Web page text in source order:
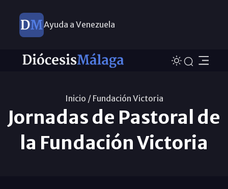
Ayuda a Venezuela
Inicio / Fundación Victoria
Jornadas de Pastoral de
la Fundación Victoria